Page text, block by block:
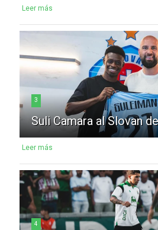
Leer más
3
Suli Camara al Slovan
Leer más
4